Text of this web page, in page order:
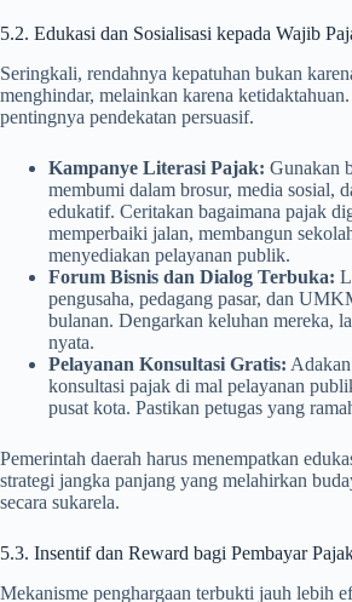
5.2. Edukasi dan Sosialisasi kepada Wajib
Seringkali, rendahnya kepatuhan bukan
menghindar, melainkan karena
pentingnya pendekatan persuasif.
Kampanye Literasi Pajak: Gunakan
membumi dalam brosur, media sosial,
edukatif. Ceritakan bagaimana pajak
memperbaiki jalan, membangun
menyediakan pelayanan publik.
Forum Bisnis dan Dialog Terbuka:
pengusaha, pedagang pasar, dan
bulanan. Dengarkan keluhan mereka,
nyata.
Pelayanan Konsultasi Gratis:
konsultasi pajak di mal pelayanan
pusat kota. Pastikan petugas yang
Pemerintah daerah harus menempatkan
strategi jangka panjang yang melahirkan
secara sukarela.
5.3. Insentif dan Reward bagi Pembayar
Mekanisme penghargaan terbukti jauh lebih